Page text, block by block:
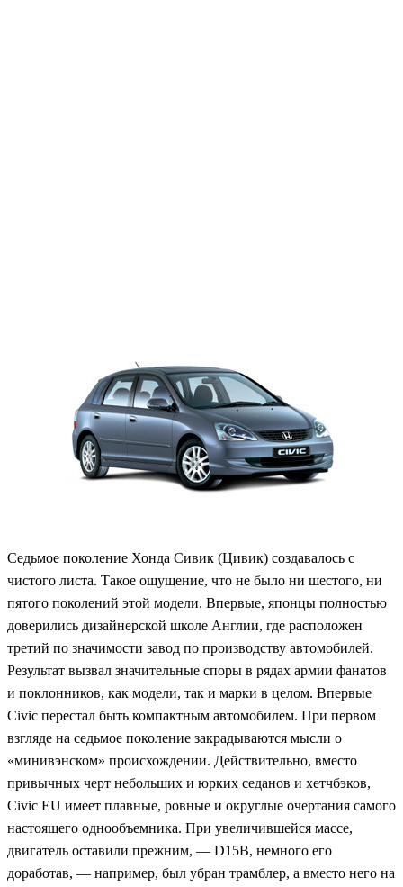
Седьмое поколение Хонда Сивик (Цивик) создавалось с
чистого листа. Такое ощущение, что не было ни шестого, ни
пятого поколений этой модели. Впервые, японцы полностью
доверились дизайнерской школе Англии, где расположен
третий по значимости завод по производству автомобилей.
Результат вызвал значительные споры в рядах армии фанатов
и поклонников, как модели, так и марки в целом. Впервые
Civic перестал быть компактным автомобилем. При первом
взгляде на седьмое поколение закрадываются мысли о
«минивэнском» происхождении. Действительно, вместо
привычных черт небольших и юрких седанов и хетчбэков,
Civic EU имеет плавные, ровные и округлые очертания самого
настоящего однообъемника. При увеличившейся массе,
двигатель оставили прежним, — D15B, немного его
доработав, — например, был убран трамблер, а вместо него на